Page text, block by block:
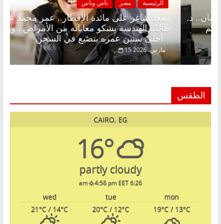
مقعد شاغر
طالب
أحلى سنين عمره بتضيع في السجن
15 مارس، 2026
ناس وناس
على الإفطار وبلكونة بلا زينة رمضان.. د.
فاروق خبير اقتصادي في انتظار حلم
الطقس
CAIRO, EG
16°
partly cloudy
6:26 am
4:56 pm EET
mon
tue
wed
19°C/ 13°C
20°C / 12°C
21°C / 14°C